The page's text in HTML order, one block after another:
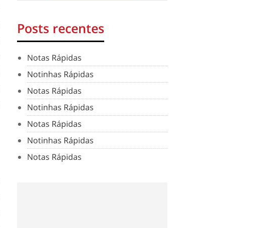
Posts recentes
Notas Rápidas
Notinhas Rápidas
Notas Rápidas
Notinhas Rápidas
Notas Rápidas
Notinhas Rápidas
Notas Rápidas